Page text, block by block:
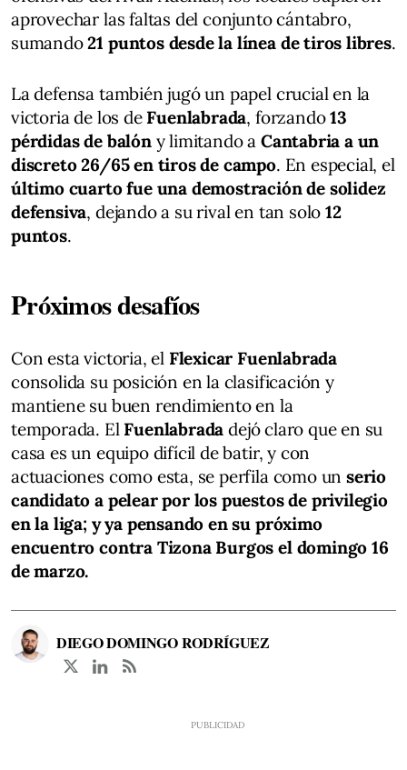
aprovechar las faltas del conjunto cántabro,
sumando21 puntos desde la línea de tiros libres.
La defensa también jugó un papel crucial en la
victoria de los de Fuenlabrada, forzando13
pérdidas de balóny limitando a Cantabria a un
discreto 26/65 en tiros de campo. En especial, el
último cuarto fue una demostración de solidez
defensiva, dejando a su rival en tan solo12
puntos.
Próximos desafíos
Con esta victoria, el Flexicar Fuenlabrada
consolida su posición en la clasificación y
mantiene su buen rendimiento en la
temporada. El Fuenlabrada dejó claro que en su
casa es un equipo difícil de batir, y con
actuaciones como esta, se perfila como unserio
candidato a pelear por los puestos de privilegio
en la liga; y ya pensando en su próximo
encuentro contra Tizona Burgos el domingo 16
de marzo.
DIEGO DOMINGO RODRÍGUEZ